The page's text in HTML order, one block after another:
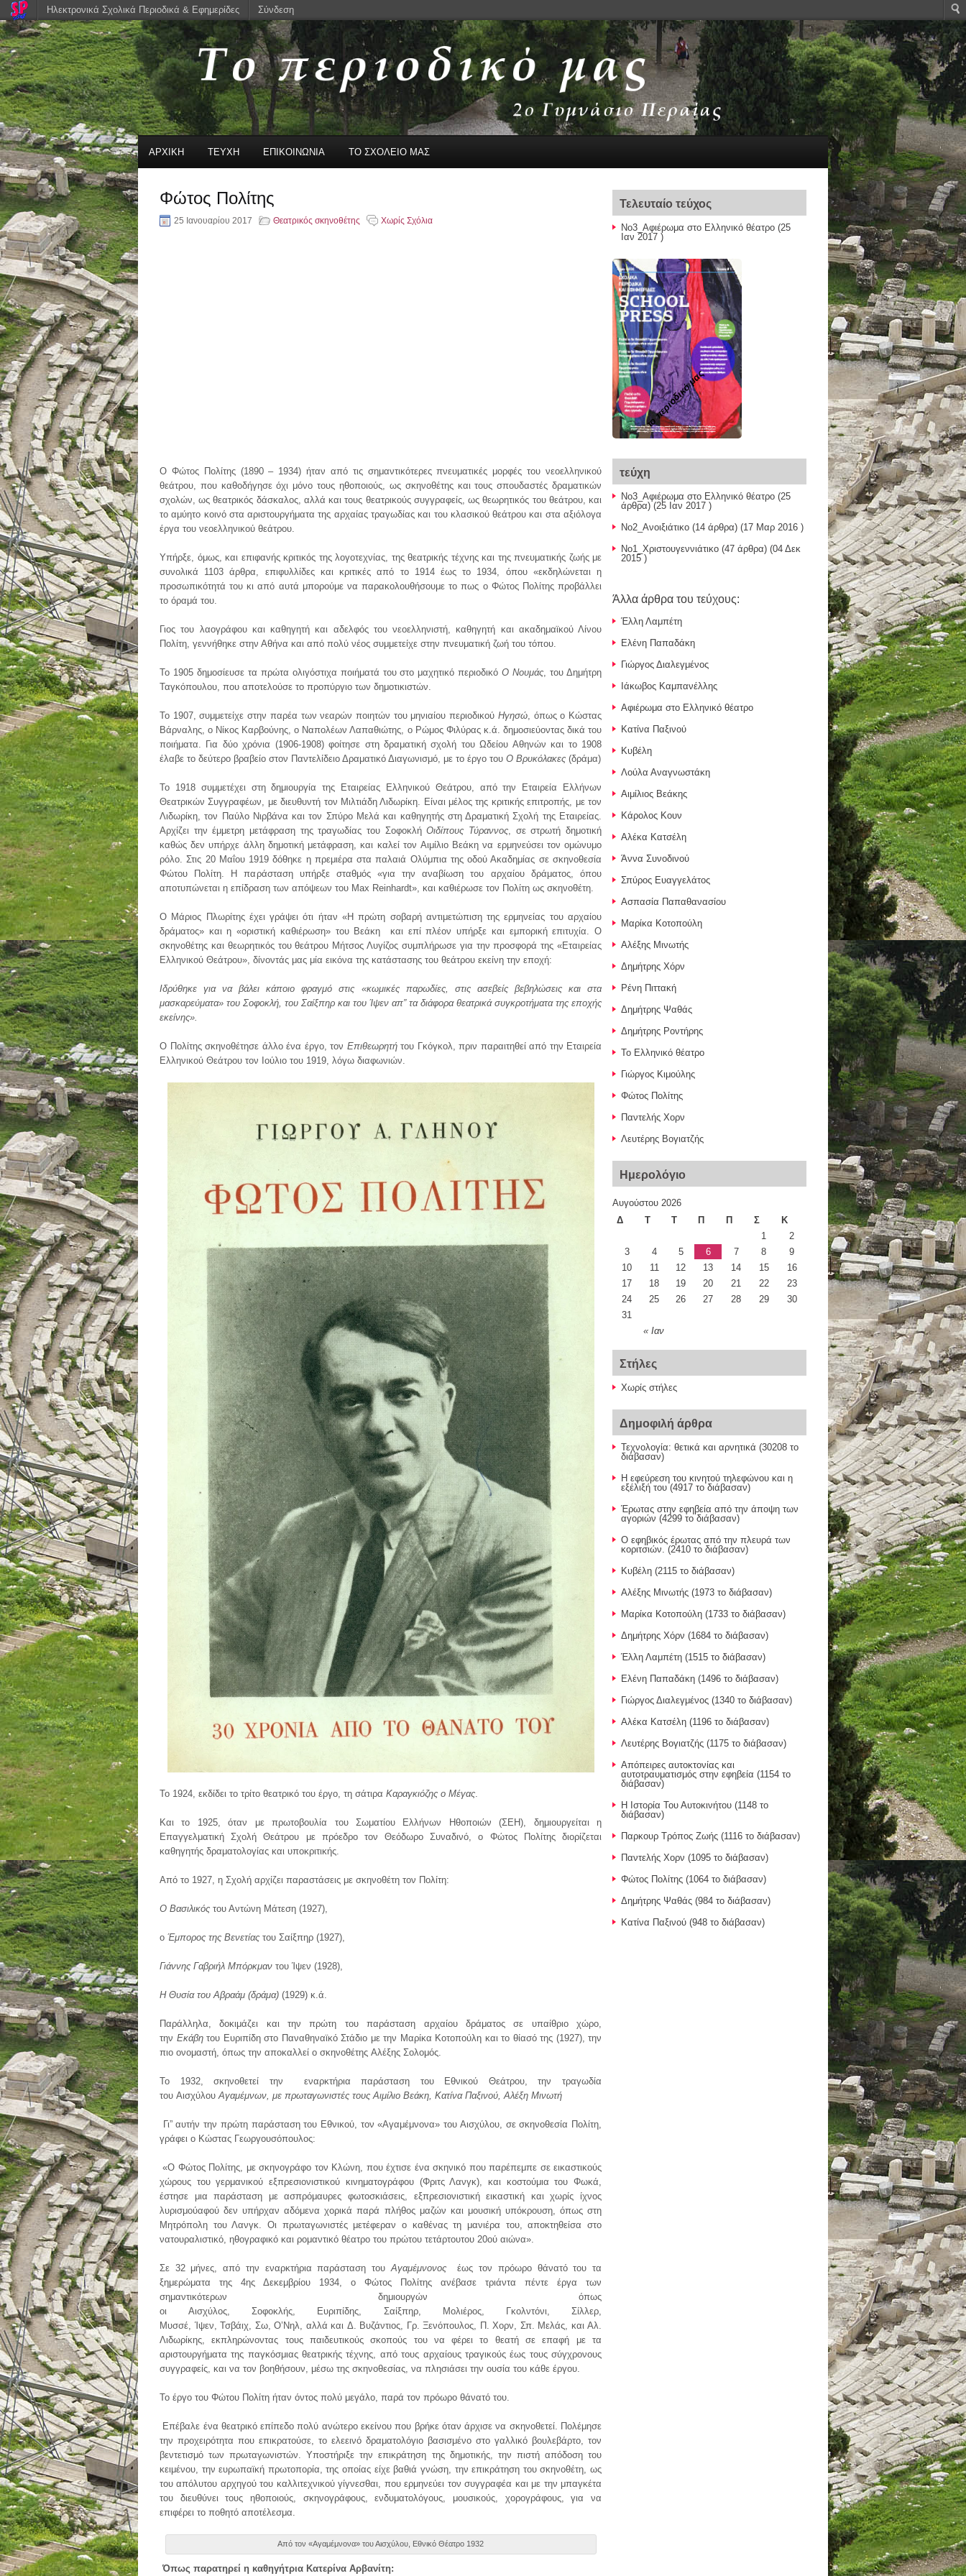
ΑΡΧΙΚΗ ΤΕΥΧΗ ΕΠΙΚΟΙΝΩΝΙΑ ΤΟ ΣΧΟΛΕΙΟ ΜΑΣ
Φώτος Πολίτης
25 Ιανουαρίου 2017 Θεατρικός σκηνοθέτης Χωρίς Σχόλια
Ο Φώτος Πολίτης (1890 – 1934) ήταν από τις σημαντικότερες πνευματικές μορφές του νεοελληνικού
θεάτρου, που καθοδήγησε όχι μόνο τους ηθοποιούς, ως σκηνοθέτης και τους σπουδαστές δραματικών
σχολών, ως θεατρικός δάσκαλος, αλλά και τους θεατρικούς συγγραφείς, ως θεωρητικός του θεάτρου, και
το αμύητο κοινό στα αριστουργήματα της αρχαίας τραγωδίας και του κλασικού θεάτρου και στα αξιόλογα
έργα του νεοελληνικού θεάτρου.
Υπήρξε, όμως, και επιφανής κριτικός της λογοτεχνίας, της θεατρικής τέχνης και της πνευματικής ζωής με
συνολικά 1103 άρθρα, επιφυλλίδες και κριτικές από το 1914 έως το 1934, όπου «εκδηλώνεται η
προσωπικότητά του κι από αυτά μπορούμε να παρακολουθήσουμε το πως ο Φώτος Πολίτης προβάλλει
το όραμά του.
Γιος του λαογράφου και καθηγητή και αδελφός του νεοελληνιστή, καθηγητή και ακαδημαϊκού Λίνου
Πολίτη, γεννήθηκε στην Αθήνα και από πολύ νέος συμμετείχε στην πνευματική ζωή του τόπου.
Το 1905 δημοσίευσε τα πρώτα ολιγόστιχα ποιήματά του στο μαχητικό περιοδικόΟ Νουμάς, του Δημήτρη
Ταγκόπουλου, που αποτελούσε το προπύργιο των δημοτικιστών.
Το 1907, συμμετείχε στην παρέα των νεαρών ποιητών του μηνιαίου περιοδικού Ηγησώ, όπως ο Κώστας
Βάρναλης, ο Νίκος Καρβούνης, ο Ναπολέων Λαπαθιώτης, ο Ρώμος Φιλύρας κ.ά. δημοσιεύοντας δικά του
ποιήματα. Για δύο χρόνια (1906-1908) φοίτησε στη δραματική σχολή του Ωδείου Αθηνών και το 1908
έλαβε το δεύτερο βραβείο στον Παντελίδειο Δραματικό Διαγωνισμό, με το έργο του Ο Βρυκόλακες (δράμα)
Το 1918 συμμετέχει στη δημιουργία της Εταιρείας Ελληνικού Θεάτρου, από την Εταιρεία Ελλήνων
Θεατρικών Συγγραφέων, με διευθυντή τον Μιλτιάδη Λιδωρίκη. Είναι μέλος της κριτικής επιτροπής, με τον
Λιδωρίκη, τον Παύλο Νιρβάνα και τον Σπύρο Μελά και καθηγητής στη Δραματική Σχολή της Εταιρείας.
Αρχίζει την έμμετρη μετάφραση της τραγωδίας του ΣοφοκλήΟιδίπους Τύραννος, σε στρωτή δημοτική
καθώς δεν υπήρχε άλλη δημοτική μετάφραση, και καλεί τον Αιμίλιο Βεάκη να ερμηνεύσει τον ομώνυμο
ρόλο. Στις 20 Μαΐου 1919 δόθηκε η πρεμιέρα στα παλαιά Ολύμπια της οδού Ακαδημίας σε σκηνοθεσία
Φώτου Πολίτη. Η παράσταση υπήρξε σταθμός «για την αναβίωση του αρχαίου δράματος, όπου
αποτυπώνεται η επίδραση των απόψεων του Max Reinhardt», και καθιέρωσε τον Πολίτη ως σκηνοθέτη.
Ο Μάριος Πλωρίτης έχει γράψει ότι ήταν «Η πρώτη σοβαρή αντιμετώπιση της ερμηνείας του αρχαίου
δράματος» και η «οριστική καθιέρωση» του Βεάκη και επί πλέον υπήρξε και εμπορική επιτυχία. Ο
σκηνοθέτης και θεωρητικός του θεάτρου Μήτσος Λυγίζος συμπλήρωσε για την προσφορά της «Εταιρείας
Ελληνικού Θεάτρου», δίνοντάς μας μία εικόνα της κατάστασης του θεάτρου εκείνη την εποχή:
Ιδρύθηκε για να βάλει κάποιο φραγμό στις «κωμικές παρωδίες, στις ασεβείς βεβηλώσεις και στα
μασκαρεύματα» του Σοφοκλή, του Σαίξπηρ και του Ίψεν απ” τα διάφορα θεατρικά συγκροτήματα της εποχής
εκείνης».
Ο Πολίτης σκηνοθέτησε άλλο ένα έργο, τον Επιθεωρητήτου Γκόγκολ, πριν παραιτηθεί από την Εταιρεία
Ελληνικού Θεάτρου τον Ιούλιο του 1919, λόγω διαφωνιών.
Το 1924, εκδίδει το τρίτο θεατρικό του έργο, τη σάτιρα Καραγκιόζης ο Μέγας.
Και το 1925, όταν με πρωτοβουλία του Σωματίου Ελλήνων Ηθοποιών (ΣΕΗ), δημιουργείται η
Επαγγελματική Σχολή Θεάτρου με πρόεδρο τον Θεόδωρο Συναδινό, ο Φώτος Πολίτης διορίζεται
καθηγητής δραματολογίας και υποκριτικής.
Από το 1927, η Σχολή αρχίζει παραστάσεις με σκηνοθέτη τον Πολίτη:
Ο Βασιλικός του Αντώνη Μάτεση (1927),
ο Έμπορος της Βενετίας του Σαίξπηρ (1927),
Γιάννης Γαβριήλ Μπόρκμαν του Ίψεν (1928),
Η Θυσία του Αβραάμ (δράμα) (1929) κ.ά.
Παράλληλα, δοκιμάζει και την πρώτη του παράσταση αρχαίου δράματος σε υπαίθριο χώρο,
την Εκάβητου Ευριπίδη στο Παναθηναϊκό Στάδιο με την Μαρίκα Κοτοπούλη και το θίασό της (1927), την
πιο ονομαστή, όπως την αποκαλλεί ο σκηνοθέτης Αλέξης Σολομός.
Το 1932, σκηνοθετεί την εναρκτήρια παράσταση του Εθνικού Θεάτρου, την τραγωδία
του ΑισχύλουΑγαμέμνων, με πρωταγωνιστές τους Αιμίλιο Βεάκη, Κατίνα Παξινού, Αλέξη Μινωτή
Γι” αυτήν την πρώτη παράσταση του Εθνικού, τον «Αγαμέμνονα» του Αισχύλου, σε σκηνοθεσία Πολίτη,
γράφει ο Κώστας Γεωργουσόπουλος:
«Ο Φώτος Πολίτης, με σκηνογράφο τον Κλώνη, που έχτισε ένα σκηνικό που παρέπεμπε σε εικαστικούς
χώρους του γερμανικού εξπρεσιονιστικού κινηματογράφου (Φριτς Λανγκ), και κοστούμια του Φωκά,
έστησε μια παράσταση με ασπρόμαυρες φωτοσκιάσεις, εξπρεσιονιστική εικαστική και χωρίς ίχνος
λυρισμούαφού δεν υπήρχαν αδόμενα χορικά παρά πλήθος μαζών και μουσική υπόκρουση, όπως στη
Μητρόπολη του Λανγκ. Οι πρωταγωνιστές μετέφεραν ο καθένας τη μανιέρα του, αποκτηθείσα στο
νατουραλιστικό, ηθογραφικό και ρομαντικό θέατρο του πρώτου τετάρτουτου 20ού αιώνα».
Σε 32 μήνες, από την εναρκτήρια παράσταση τουΑγαμέμνονοςέως τον πρόωρο θάνατό του τα
ξημερώματα της 4ης Δεκεμβρίου 1934, ο Φώτος Πολίτης ανέβασε τριάντα πέντε έργα των
σημαντικότερων δημιουργών όπως
οι Αισχύλος, Σοφοκλής, Ευριπίδης, Σαίξπηρ, Μολιέρος, Γκολντόνι, Σίλλερ,
Μυσσέ, Ίψεν, Τσβάιχ, Σω, Ο’Νηλ, αλλά και Δ. Βυζάντιος, Γρ. Ξενόπουλος, Π. Χορν, Σπ. Μελάς, και Αλ.
Λιδωρίκης, εκπληρώνοντας τους παιδευτικούς σκοπούς του να φέρει το θεατή σε επαφή με τα
αριστουργήματα της παγκόσμιας θεατρικής τέχνης, από τους αρχαίους τραγικούς έως τους σύγχρονους
συγγραφείς, και να τον βοηθήσουν, μέσω της σκηνοθεσίας, να πλησιάσει την ουσία του κάθε έργου.
Το έργο του Φώτου Πολίτη ήταν όντος πολύ μεγάλο, παρά τον πρόωρο θάνατό του.
Επέβαλε ένα θεατρικό επίπεδο πολύ ανώτερο εκείνου που βρήκε όταν άρχισε να σκηνοθετεί. Πολέμησε
την προχειρότητα που επικρατούσε, το ελεεινό δραματολόγιο βασισμένο στο γαλλικό βουλεβάρτο, τον
βεντετισμό των πρωταγωνιστών. Υποστήριξε την επικράτηση της δημοτικής, την πιστή απόδοση του
κειμένου, την ευρωπαϊκή πρωτοπορία, της οποίας είχε βαθιά γνώση, την επικράτηση του σκηνοθέτη, ως
του απόλυτου αρχηγού του καλλιτεχνικού γίγνεσθαι, που ερμηνεύει τον συγγραφέα και με την μπαγκέτα
του διευθύνει τους ηθοποιούς, σκηνογράφους, ενδυματολόγους, μουσικούς, χορογράφους, για να
επιφέρει το ποθητό αποτέλεσμα.
Από τον «Αγαμέμνονα» του Αισχύλου, Εθνικό Θέατρο 1932
Όπως παρατηρεί η καθηγήτρια Κατερίνα Αρβανίτη:
Τελευταίο τεύχος
Νο3_Αφιέρωμα στο Ελληνικό θέατρο (25
Ιαν 2017 )
το περιοδικό μας
τεύχη
Νο3_Αφιέρωμα στο Ελληνικό θέατρο (25
άρθρα) (25 Ιαν 2017 )
Νο2_Ανοιξιάτικο (14 άρθρα) (17 Μαρ 2016 )
Νο1_Χριστουγεννιάτικο (47 άρθρα) (04 Δεκ
2015 )
Άλλα άρθρα του τεύχους:
Έλλη Λαμπέτη
Ελένη Παπαδάκη
Γιώργος Διαλεγμένος
Ιάκωβος Καμπανέλλης
Αφιέρωμα στο Ελληνικό θέατρο
Κατίνα Παξινού
Κυβέλη
Λούλα Αναγνωστάκη
Αιμίλιος Βεάκης
Κάρολος Κουν
Αλέκα Κατσέλη
Άννα Συνοδινού
Σπύρος Ευαγγελάτος
Ασπασία Παπαθανασίου
Μαρίκα Κοτοπούλη
Αλέξης Μινωτής
Δημήτρης Χόρν
Ρένη Πιττακή
Δημήτρης Ψαθάς
Δημήτρης Ροντήρης
Το Ελληνικό θέατρο
Γιώργος Κιμούλης
Φώτος Πολίτης
Παντελής Χορν
Λευτέρης Βογιατζής
Ημερολόγιο
Αυγούστου 2026
Δ
Τ Τ Π Π Σ Κ
« Ιαν
1
2
3
4 5 6 7 8
9
10
11 12 13 14 15
16
17
18 19 20 21 22
23
24
25 26 27 28 29
30
31
Στήλες
Χωρίς στήλες
Δημοφιλή άρθρα
Τεχνολογία: θετικά και αρνητικά (30208 το
διάβασαν)
Η εφεύρεση του κινητού τηλεφώνου και η
εξέλιξή του (4917 το διάβασαν)
Έρωτας στην εφηβεία από την άποψη των
αγοριών (4299 το διάβασαν)
Ο εφηβικός έρωτας από την πλευρά των
κοριτσιών. (2410 το διάβασαν)
Κυβέλη (2115 το διάβασαν)
Αλέξης Μινωτής (1973 το διάβασαν)
Μαρίκα Κοτοπούλη (1733 το διάβασαν)
Δημήτρης Χόρν (1684 το διάβασαν)
Έλλη Λαμπέτη (1515 το διάβασαν)
Ελένη Παπαδάκη (1496 το διάβασαν)
Γιώργος Διαλεγμένος (1340 το διάβασαν)
Αλέκα Κατσέλη (1196 το διάβασαν)
Λευτέρης Βογιατζής (1175 το διάβασαν)
Απόπειρες αυτοκτονίας και
αυτοτραυματισμός στην εφηβεία (1154 το
διάβασαν)
Η Ιστορία Του Αυτοκινήτου (1148 το
διάβασαν)
Παρκουρ Τρόπος Ζωής (1116 το διάβασαν)
Παντελής Χορν (1095 το διάβασαν)
Φώτος Πολίτης (1064 το διάβασαν)
Δημήτρης Ψαθάς (984 το διάβασαν)
Κατίνα Παξινού (948 το διάβασαν)
Ηλεκτρονικά Σχολικά Περιοδικά & Εφημερίδες Σύνδεση